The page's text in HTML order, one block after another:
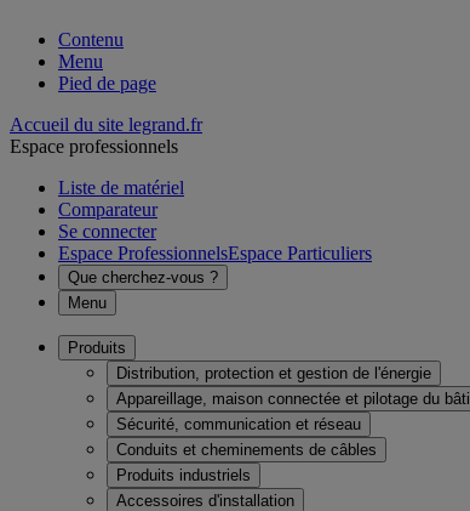
Contenu
Menu
Pied de page
Accueil du site legrand.fr
Espace professionnels
Liste de matériel
Comparateur
Se connecter
Espace ProfessionnelsEspace Particuliers
Que cherchez-vous ?
Menu
Produits
Distribution, protection et gestion de l'énergie
Appareillage, maison connectée et pilotage du
Sécurité, communication et réseau
Conduits et cheminements de câbles
Produits industriels
Accessoires d'installation